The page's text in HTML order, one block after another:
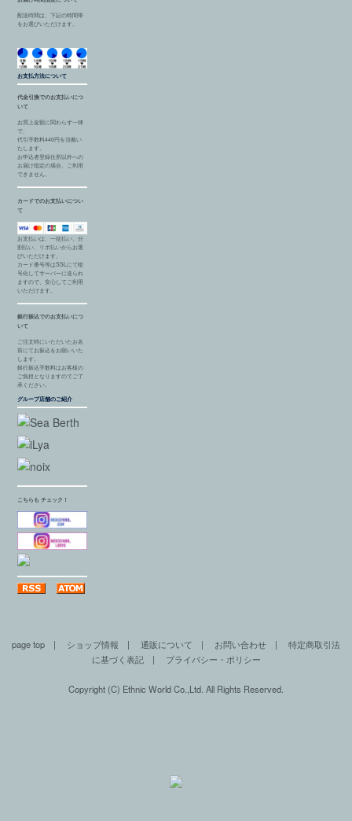
配送時間は、下記の時間帯
をお選びいただけます。
お支払方法について
代金引換でのお支払いにつ
いて
お買上金額に関わらず一律
で、
代引手数料440円を頂戴い
たします。
お申込者登録住所以外への
お届け指定の場合、ご利用
できません。
カードでのお支払いについ
て
お支払いは、一括払い、分
割払い、リボ払いからお選
びいただけます。
カード番号等はSSLにて暗
号化してサーバーに送られ
ますので、安心してご利用
いただけます。
銀行振込でのお支払いにつ
いて
ご注文時にいただいたお名
前にてお振込をお願いいた
します。
銀行振込手数料はお客様の
ご負担となりますのでご了
承ください。
グループ店舗のご紹介
こちらも チェック！
page top | ショップ情報 | 通販について | お問い合わせ | 特定商取引法
に基づく表記| プライバシー・ポリシー
Copyright (C) Ethnic World Co.,Ltd. All Rights Reserved.